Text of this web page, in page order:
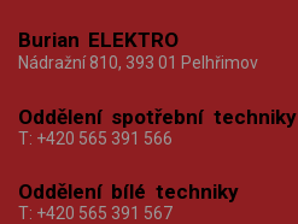
Burian ELEKTRO
Nádražní 810, 393 01 Pelhřimov
Oddělení spotřební techniky
T: +420 565 391 566
Oddělení bílé techniky
T: +420 565 391 567